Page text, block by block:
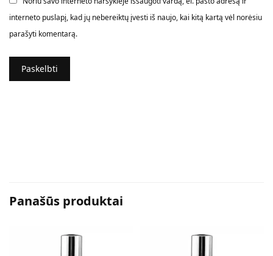
interneto puslapį, kad jų nebereiktų įvesti iš naujo, kai kitą kartą vėl norėsiu
parašyti komentarą.
Panašūs produktai